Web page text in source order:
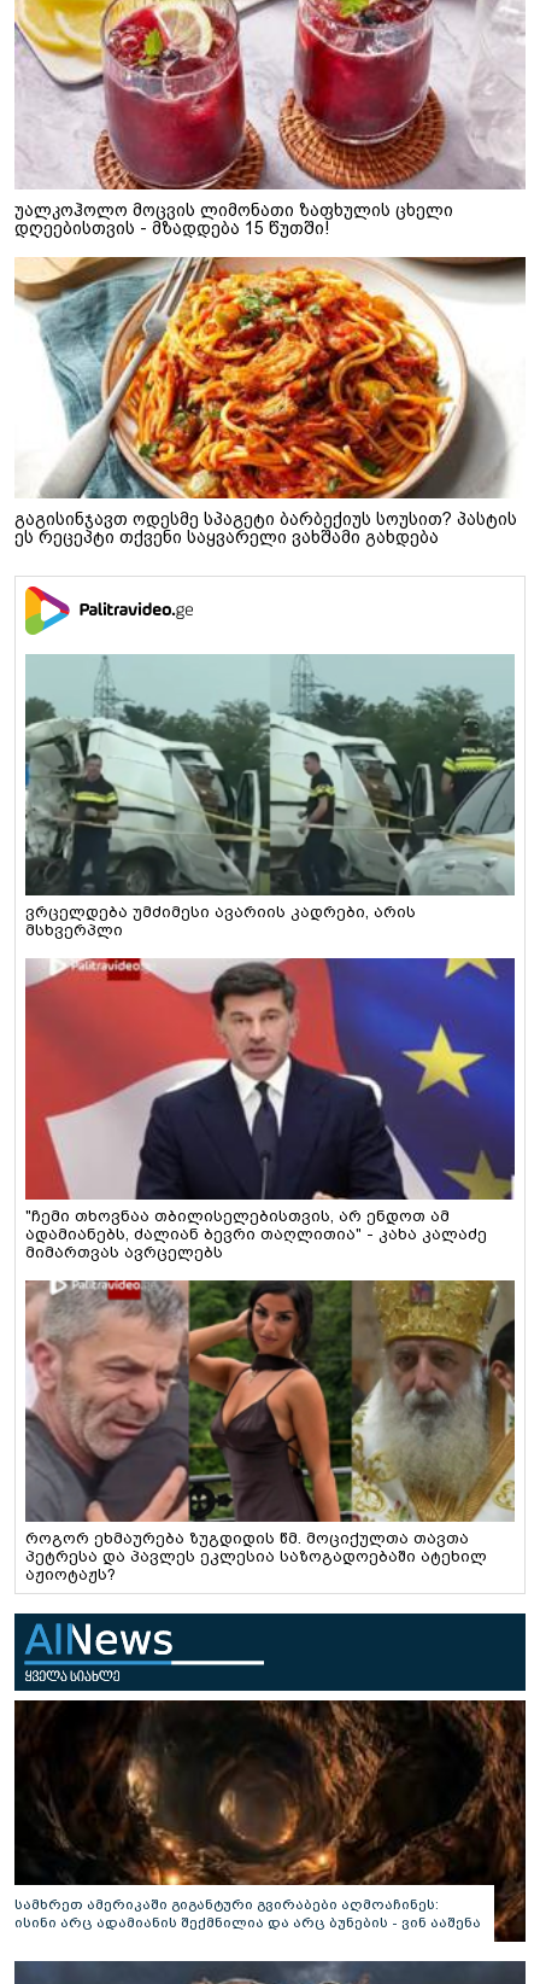
უალკოჰოლო მოცვის ლიმონათი ზაფხულის ცხელი
დღეებისთვის - მზადდება 15 წუთში!
გაგისინჯავთ ოდესმე სპაგეტი ბარბექიუს სოუსით? პასტის
ეს რეცეპტი თქვენი საყვარელი ვახშამი გახდება
ვრცელდება უმძიმესი ავარიის კადრები, არის
მსხვერპლი
"ჩემი თხოვნაა თბილისელებისთვის, არ ენდოთ ამ
ადამიანებს, ძალიან ბევრი თაღლითია" - კახა კალაძე
მიმართვას ავრცელებს
როგორ ეხმაურება ზუგდიდის წმ. მოციქულთა თავთა
პეტრესა და პავლეს ეკლესია საზოგადოებაში ატეხილ
აჟიოტაჟს?
სამხრეთ ამერიკაში გიგანტური გვირაბები აღმოაჩინეს:
ისინი არც ადამიანის შექმნილია და არც ბუნების - ვინ ააშენა